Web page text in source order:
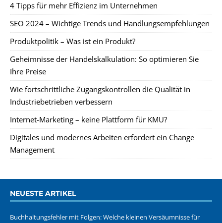
4 Tipps für mehr Effizienz im Unternehmen
SEO 2024 – Wichtige Trends und Handlungsempfehlungen
Produktpolitik – Was ist ein Produkt?
Geheimnisse der Handelskalkulation: So optimieren Sie
Ihre Preise
Wie fortschrittliche Zugangskontrollen die Qualität in
Industriebetrieben verbessern
Internet-Marketing – keine Plattform für KMU?
Digitales und modernes Arbeiten erfordert ein Change
Management
NEUESTE ARTIKEL
Buchhaltungsfehler mit Folgen: Welche kleinen Versäumnisse für